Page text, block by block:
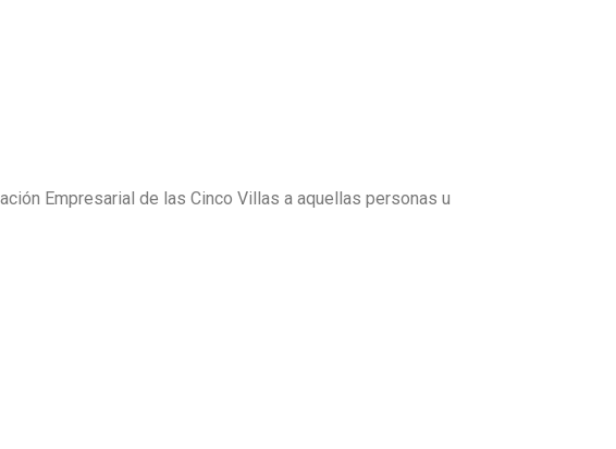
Empresarial de las Cinco Villas a aquellas personas u